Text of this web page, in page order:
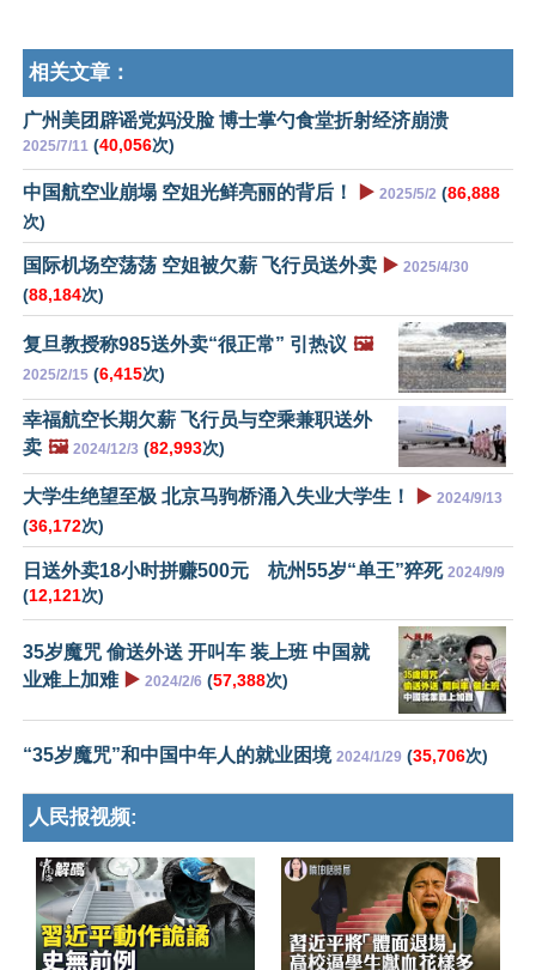
相关文章：
广州美团辟谣党妈没脸 博士掌勺食堂折射经济崩溃
2025/7/11 (40,056次)
中国航空业崩塌 空姐光鲜亮丽的背后！ ▶️ 2025/5/2 (86,888
次)
国际机场空荡荡 空姐被欠薪 飞行员送外卖 ▶️ 2025/4/30
(88,184次)
复旦教授称985送外卖“很正常” 引热议 🖼️
2025/2/15 (6,415次)
幸福航空长期欠薪 飞行员与空乘兼职送外
卖 🖼️ 2024/12/3 (82,993次)
大学生绝望至极 北京马驹桥涌入失业大学生！ ▶️ 2024/9/13
(36,172次)
日送外卖18小时拼赚500元 杭州55岁“单王”猝死 2024/9/9
(12,121次)
35岁魔咒 偷送外送 开叫车 装上班 中国就
业难上加难 ▶️ 2024/2/6 (57,388次)
“35岁魔咒”和中国中年人的就业困境 2024/1/29 (35,706次)
人民报视频: